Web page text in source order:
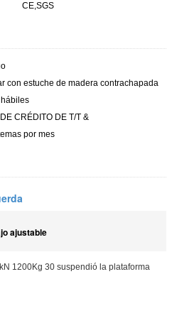
CE,SGS
con estuche de madera contrachapada
CRÉDITO DE T/T &
por mes
ajustable
1200Kg 30 suspendió la plataforma